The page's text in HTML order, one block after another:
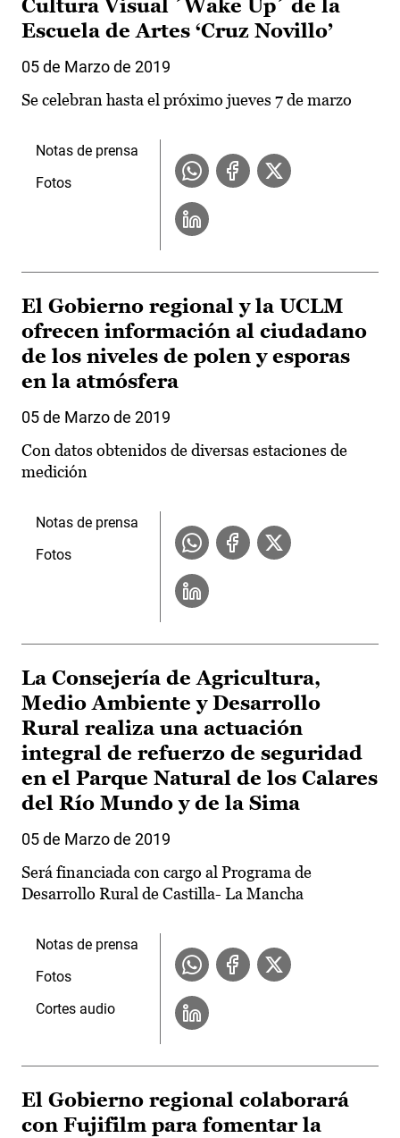
Cultura Visual ´Wake Up´ de la
Escuela de Artes ‘Cruz Novillo’
05 de Marzo de 2019
Se celebran hasta el próximo jueves 7 de marzo
Notas de prensa
Fotos
El Gobierno regional y la UCLM
ofrecen información al ciudadano
de los niveles de polen y esporas
en la atmósfera
05 de Marzo de 2019
Con datos obtenidos de diversas estaciones de
medición
Notas de prensa
Fotos
La Consejería de Agricultura,
Medio Ambiente y Desarrollo
Rural realiza una actuación
integral de refuerzo de seguridad
en el Parque Natural de los Calares
del Río Mundo y de la Sima
05 de Marzo de 2019
Será financiada con cargo al Programa de
Desarrollo Rural de Castilla- La Mancha
Notas de prensa
Fotos
Cortes audio
El Gobierno regional colaborará
con Fujifilm para fomentar la